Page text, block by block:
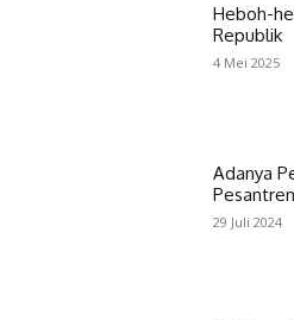
Heboh-
Republik
4 Mei 2025
Adanya
29 Juli 2024